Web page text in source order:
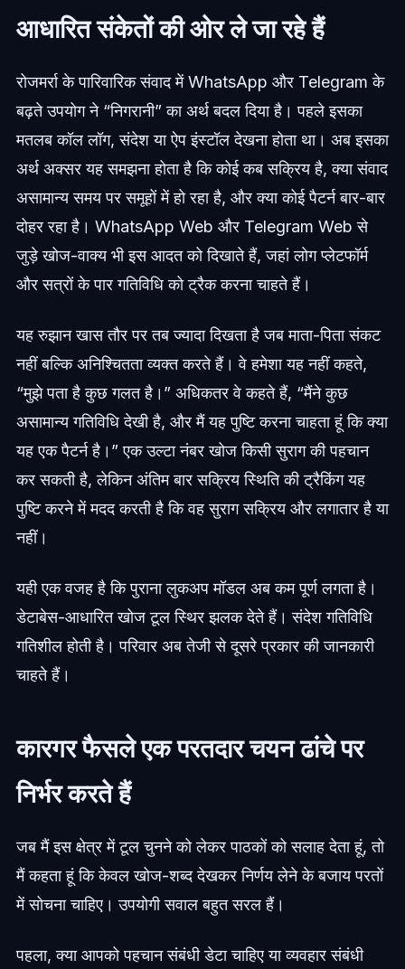
आधारित संकेतों की ओर ले जा रहे हैं
रोजमर्रा के पारिवारिक संवाद में WhatsApp और Telegram के
बढ़ते उपयोग ने “निगरानी” का अर्थ बदल दिया है। पहले इसका
मतलब कॉल लॉग, संदेश या ऐप इंस्टॉल देखना होता था। अब इसका
अर्थ अक्सर यह समझना होता है कि कोई कब सक्रिय है, क्या संवाद
असामान्य समय पर समूहों में हो रहा है, और क्या कोई पैटर्न बार-बार
दोहर रहा है। WhatsApp Web और Telegram Web से
जुड़े खोज-वाक्य भी इस आदत को दिखाते हैं, जहां लोग प्लेटफॉर्म
और सत्रों के पार गतिविधि को ट्रैक करना चाहते हैं।
यह रुझान खास तौर पर तब ज्यादा दिखता है जब माता-पिता संकट
नहीं बल्कि अनिश्चितता व्यक्त करते हैं। वे हमेशा यह नहीं कहते,
“मुझे पता है कुछ गलत है।” अधिकतर वे कहते हैं, “मैंने कुछ
असामान्य गतिविधि देखी है, और मैं यह पुष्टि करना चाहता हूं कि क्या
यह एक पैटर्न है।” एक उल्टा नंबर खोज किसी सुराग की पहचान
कर सकती है, लेकिन अंतिम बार सक्रिय स्थिति की ट्रैकिंग यह
पुष्टि करने में मदद करती है कि वह सुराग सक्रिय और लगातार है या
नहीं।
यही एक वजह है कि पुराना लुकअप मॉडल अब कम पूर्ण लगता है।
डेटाबेस-आधारित खोज टूल स्थिर झलक देते हैं। संदेश गतिविधि
गतिशील होती है। परिवार अब तेजी से दूसरे प्रकार की जानकारी
चाहते हैं।
कारगर फैसले एक परतदार चयन ढांचे पर
निर्भर करते हैं
जब मैं इस क्षेत्र में टूल चुनने को लेकर पाठकों को सलाह देता हूं, तो
मैं कहता हूं कि केवल खोज-शब्द देखकर निर्णय लेने के बजाय परतों
में सोचना चाहिए। उपयोगी सवाल बहुत सरल हैं।
पहला, क्या आपको पहचान संबंधी डेटा चाहिए या व्यवहार संबंधी